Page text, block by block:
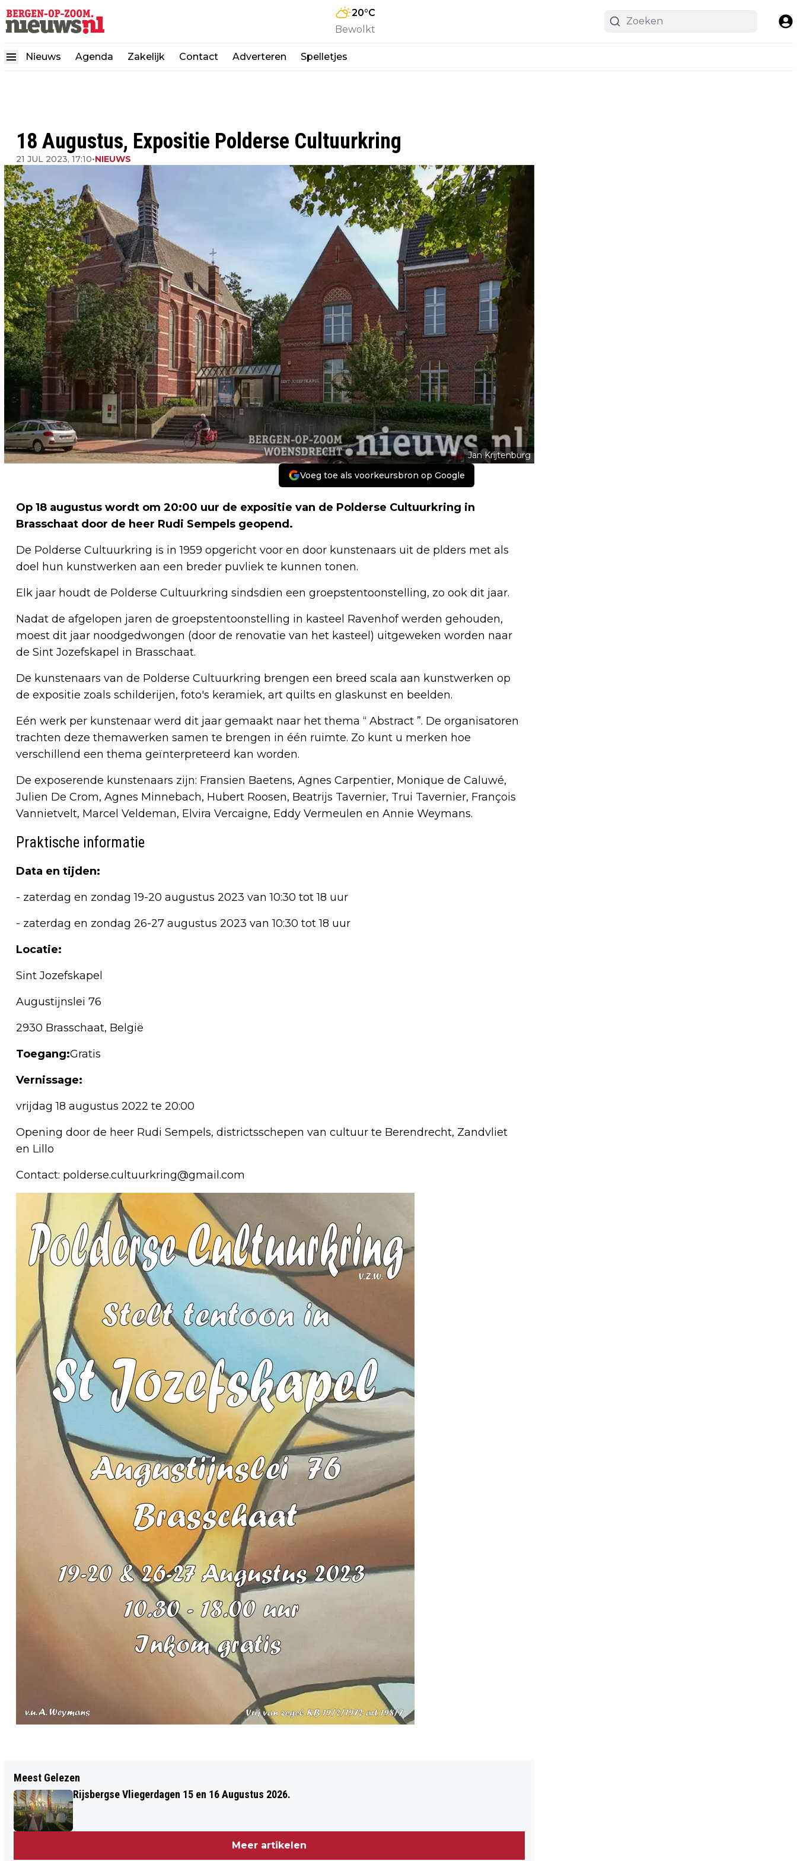
20°C
Bewolkt
Nieuws Agenda Zakelijk Contact Adverteren Spelletjes
18 Augustus, Expositie Polderse Cultuurkring
21 JUL 2023, 17:10•NIEUWS
Jan Krijtenburg
Voeg toe als voorkeursbron op Google
Op 18 augustus wordt om 20:00 uur de expositie van de Polderse Cultuurkring in
Brasschaat door de heer Rudi Sempels geopend.
De Polderse Cultuurkring is in 1959 opgericht voor en door kunstenaars uit de plders met als
doel hun kunstwerken aan een breder puvliek te kunnen tonen.
Elk jaar houdt de Polderse Cultuurkring sindsdien een groepstentoonstelling, zo ook dit jaar.
Nadat de afgelopen jaren de groepstentoonstelling in kasteel Ravenhof werden gehouden,
moest dit jaar noodgedwongen (door de renovatie van het kasteel) uitgeweken worden naar
de Sint Jozefskapel in Brasschaat.
De kunstenaars van de Polderse Cultuurkring brengen een breed scala aan kunstwerken op
de expositie zoals schilderijen, foto's keramiek, art quilts en glaskunst en beelden.
Eén werk per kunstenaar werd dit jaar gemaakt naar het thema “ Abstract ”. De organisatoren
trachten deze themawerken samen te brengen in één ruimte. Zo kunt u merken hoe
verschillend een thema geïnterpreteerd kan worden.
De exposerende kunstenaars zijn: Fransien Baetens, Agnes Carpentier, Monique de Caluwé,
Julien De Crom, Agnes Minnebach, Hubert Roosen, Beatrijs Tavernier, Trui Tavernier, François
Vannietvelt, Marcel Veldeman, Elvira Vercaigne, Eddy Vermeulen en Annie Weymans.
Praktische informatie
Data en tijden:
- zaterdag en zondag 19-20 augustus 2023 van 10:30 tot 18 uur
- zaterdag en zondag 26-27 augustus 2023 van 10:30 tot 18 uur
Locatie:
Sint Jozefskapel
Augustijnslei 76
2930 Brasschaat, België
Toegang:Gratis
Vernissage:
vrijdag 18 augustus 2022 te 20:00
Opening door de heer Rudi Sempels, districtsschepen van cultuur te Berendrecht, Zandvliet
en Lillo
Contact: polderse.cultuurkring@gmail.com
DISTRICT DE MARKIEZATEN MAAKT
AANTALLEN OPVANGPLEKKEN
ASIELZOEKERS BEKEND
MATTEMBURGH OP 30 JULI
Meest Gelezen
Rijsbergse Vliegerdagen 15 en 16 Augustus 2026.
Meer artikelen